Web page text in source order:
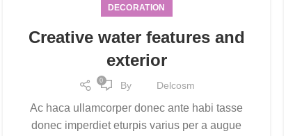
DECORATION
Creative water features and
exterior
By Delcosm
0
Ac haca ullamcorper donec ante habi tasse
donec imperdiet eturpis varius per a augue